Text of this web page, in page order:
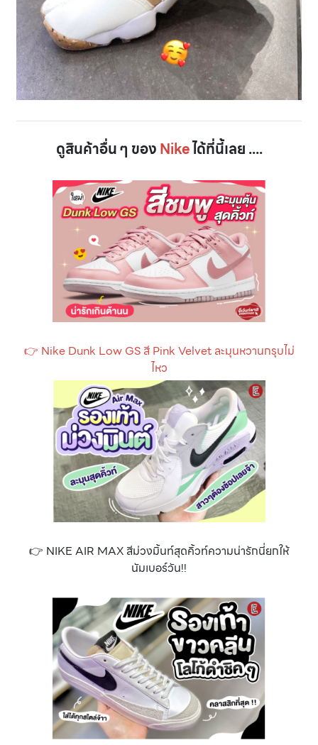
ดูสินค้าอื่น ๆ ของNikeได้ที่นี้เลย ....
👉 Nike Dunk Low GS สี Pink Velvet ละมุนหวานกรุบไม่
ไหว
👉 NIKE AIR MAX สีม่วงมิ้นท์สุดคิ้วท์ความน่ารักนี่ยกให้
นัมเบอร์วัน!!